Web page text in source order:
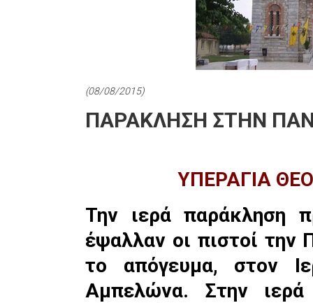
(08/08/2015)
ΠΑΡΑΚΛΗΣΗ ΣΤΗΝ
ΥΠΕΡΑΓΙΑ
Την ιερά παράκληση
έψαλλαν οι πιστοί
το απόγευμα, στον
Αμπελώνα. Στην